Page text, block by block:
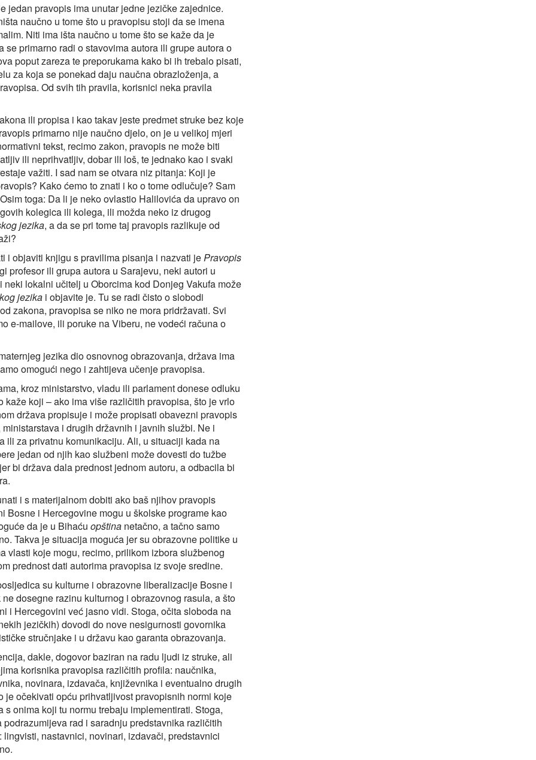
jedan pravopis ima unutar jedne jezičke zajednice.
naučno u tome što u pravopisu stoji da se imena
Niti ima išta naučno u tome što se kaže da je
se primarno radi o stavovima autora ili grupe autora o
poput zareza te preporukama kako bi ih trebalo pisati,
za koja se ponekad daju naučna obrazloženja, a
Od svih tih pravila, korisnici neka pravila
ili propisa i kao takav jeste predmet struke bez koje
primarno nije naučno djelo, on je u velikoj mjeri
tekst, recimo zakon, pravopis ne može biti
ili neprihvatljiv, dobar ili loš, te jednako kao i svaki
važiti. I sad nam se otvara niz pitanja: Koji je
Kako ćemo to znati i ko o tome odlučuje? Sam
toga: Da li je neko ovlastio Halilovića da upravo on
kolegica ili kolega, ili možda neko iz drugog
jezika, a da se pri tome taj pravopis razlikuje od
i objaviti knjigu s pravilima pisanja i nazvati jePravopis
profesor ili grupa autora u Sarajevu, neki autori u
lokalni učitelj u Oborcima kod Donjeg Vakufa može
jezika i objavite je. Tu se radi čisto o slobodi
zakona, pravopisa se niko ne mora pridržavati. Svi
e-mailove, ili poruke na Viberu, ne vodeći računa o
jezika dio osnovnog obrazovanja, država ima
omogući nego i zahtijeva učenje pravopisa.
kroz ministarstvo, vladu ili parlament donese odluku
koji – ako ima više različitih pravopisa, što je vrlo
država propisuje i može propisati obavezni pravopis
i drugih državnih i javnih službi. Ne i
ili za privatnu komunikaciju. Ali, u situaciji kada na
jedan od njih kao službeni može dovesti do tužbe
bi država dala prednost jednom autoru, a odbacila bi
i s materijalnom dobiti ako baš njihov pravopis
Bosne i Hercegovine mogu u školske programe kao
da je u Bihaću opština netačno, a tačno samo
Takva je situacija moguća jer su obrazovne politike u
koje mogu, recimo, prilikom izbora službenog
prednost dati autorima pravopisa iz svoje sredine.
su kulturne i obrazovne liberalizacije Bosne i
dosegne razinu kulturnog i obrazovnog rasula, a što
i Hercegovini već jasno vidi. Stoga, očita sloboda na
jezičkih) dovodi do nove nesigurnosti govornika
stručnjake i u državu kao garanta obrazovanja.
dakle, dogovor baziran na radu ljudi iz struke, ali
korisnika pravopisa različitih profila: naučnika,
novinara, izdavača, književnika i eventualno drugih
očekivati opću prihvatljivost pravopisnih normi koje
onima koji tu normu trebaju implementirati. Stoga,
rad i saradnju predstavnika različitih
nastavnici, novinari, izdavači, predstavnici